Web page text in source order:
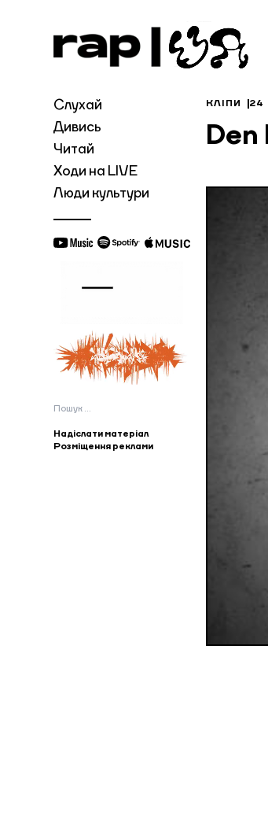
Слухай
Дивись
Читай
Ходи на LIVE
Люди культури
Пошук:
Надіслати матеріал
Розміщення реклами
КЛІПИ 24
Den